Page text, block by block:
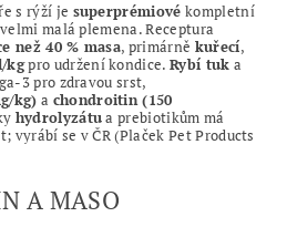
s rýží je superprémiové kompletní
malá plemena. Receptura
než 40 % masa, primárně kuřecí,
kgpro udržení kondice. Rybí tuk a
pro zdravou srst,
kg) a chondroitin (150
hydrolyzátua prebiotikům má
se v ČR (Plaček Pet Products
A MASO